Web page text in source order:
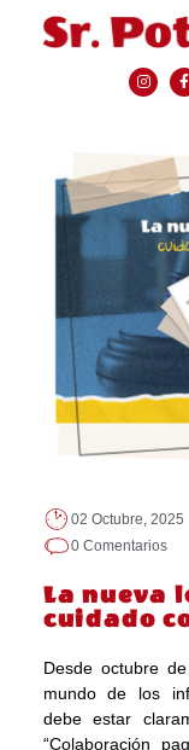
02 Octubre, 2025
0 Comentarios
La nueva
cuidado
Desde octubre
mundo de los
debe estar
“Colaboración